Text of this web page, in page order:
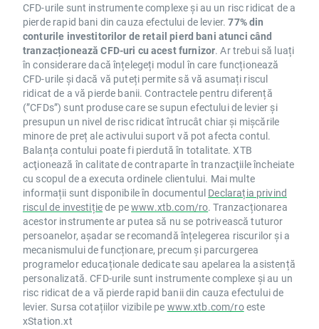
CFD-urile sunt instrumente complexe și au un risc ridicat de a
pierde rapid bani din cauza efectului de levier.77% din
conturile investitorilor de retail pierd bani atunci când
tranzacționează CFD-uri cu acest furnizor. Ar trebui să luați
în considerare dacă înțelegeți modul în care funcționează
CFD-urile și dacă vă puteți permite să vă asumați riscul
ridicat de a vă pierde banii. Contractele pentru diferență
(”CFDs”) sunt produse care se supun efectului de levier și
presupun un nivel de risc ridicat întrucât chiar și mișcările
minore de preț ale activului suport vă pot afecta contul.
Balanța contului poate fi pierdută în totalitate. XTB
acţionează în calitate de contraparte în tranzacţiile încheiate
cu scopul de a executa ordinele clientului. Mai multe
informații sunt disponibile în documentul Declarația privind
riscul de investițiede pewww.xtb.com/ro. Tranzacționarea
acestor instrumente ar putea să nu se potrivească tuturor
persoanelor, așadar se recomandă înțelegerea riscurilor și a
mecanismului de funcționare, precum și parcurgerea
programelor educaționale dedicate sau apelarea la asistență
personalizată. CFD-urile sunt instrumente complexe și au un
risc ridicat de a vă pierde rapid banii din cauza efectului de
levier. Sursa cotațiilor vizibile pe www.xtb.com/roeste
xStation.xt